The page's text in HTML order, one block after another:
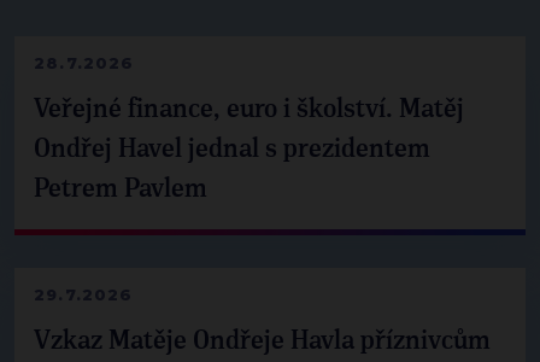
28.7.2026
Veřejné finance, euro i školství. Matěj
Ondřej Havel jednal s prezidentem
Petrem Pavlem
29.7.2026
Vzkaz Matěje Ondřeje Havla příznivcům